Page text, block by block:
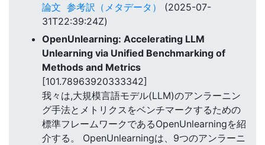
論文 参考訳（メタデータ）
(2025-07-
31T22:39:24Z)
OpenUnlearning: Accelerating LLM
Unlearning via Unified Benchmarking of
Methods and Metrics
[101.78963920333342]
我々は,大規模言語モデル(LLM)のアンラーニン
グ手法とメトリクスをベンチマークするための
標準フレームワークであるOpenUnlearningを紹
介する。 OpenUnlearningは、9つのアンラーニ